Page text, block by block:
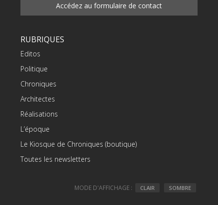
Accédez au formulaire de contact
RUBRIQUES
Editos
Politique
Chroniques
Architectes
Réalisations
L’époque
Le Kiosque de Chroniques (boutique)
Toutes les newsletters
MODE D'AFFICHAGE : CLAIR SOMBRE